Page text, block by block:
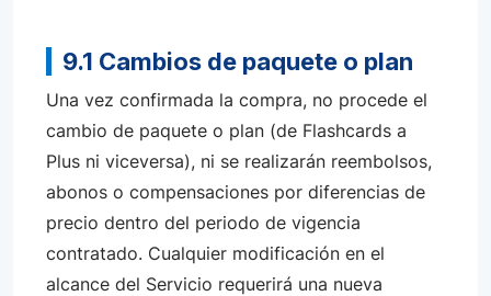
9.1 Cambios de paquete o plan
Una vez confirmada la compra, no procede el
cambio de paquete o plan (de Flashcards a
Plus ni viceversa), ni se realizarán reembolsos,
abonos o compensaciones por diferencias de
precio dentro del periodo de vigencia
contratado. Cualquier modificación en el
alcance del Servicio requerirá una nueva